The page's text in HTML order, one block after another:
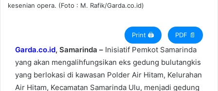
kesenian opera. (Foto : M. Rafik/Garda.co.id)
Print 🖨 PDF 📄
Garda.co.id, Samarinda – Inisiatif Pemkot Samarinda
yang akan mengalihfungsikan eks gedung bulutangkis
yang berlokasi di kawasan Polder Air Hitam, Kelurahan
Air Hitam, Kecamatan Samarinda Ulu, menjadi gedung